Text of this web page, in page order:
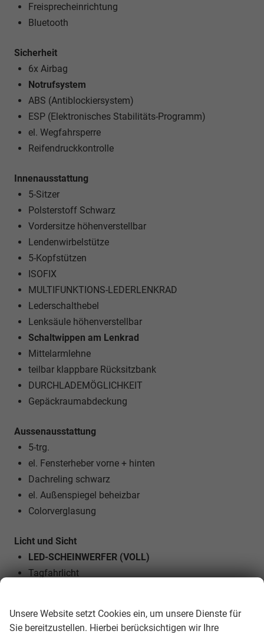
Freisprecheinrichtung
Bluetooth
Sicherheit
6x Airbag
Notrufsystem
ABS (Antiblockiersystem)
ESP (Elektronisches Stabilitäts-Programm)
el. Wegfahrsperre
Reifendruckkontrolle
Innenausstattung
5-Sitzer
Polsterstoff Schwarz
Vordersitze höhenverstellbar
Lendenwirbelstütze
5-Kopfstützen
ISOFIX
MULTIFUNKTIONS-LEDERLENKRAD
Lederschalthebel
Lenksäule höhenverstellbar
Schaltwippen am Lenkrad
Mittelarmlehne
teilbar klappbare Rücksitzbank
DURCHLADEMÖGLICHKEIT
Gepäckraumabdeckung
Aussenausstattung
5-trg.
el. Fensterheber vorne + hinten
Dachreling schwarz
el. Außenspiegel beheizbar
Colorverglasung
Licht und Sicht
LED-SCHEINWERFER (VOLL)
Tagfahrlicht
Coming-Home-Funktion
Unsere Website setzt Cookies ein, um unsere Dienste für
Sie bereitzustellen. Hierbei berücksichtigen wir Ihre